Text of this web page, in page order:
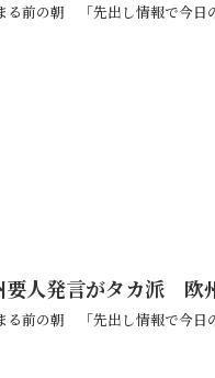
る前の朝 「先出し情報で今日
要人発言がタカ派 欧
る前の朝 「先出し情報で今日